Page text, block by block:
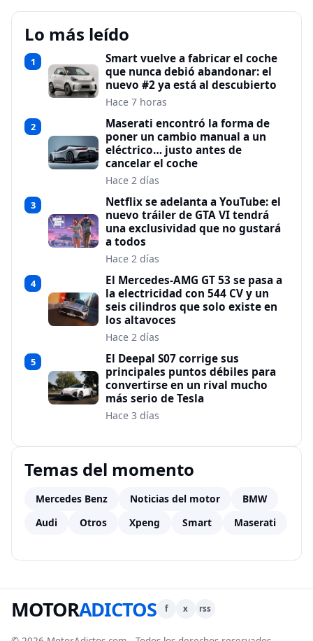
Lo más leído
1
Smart vuelve a fabricar el coche
que nunca debió abandonar: el
nuevo #2 ya está al descubierto
Hace 7 horas
2
Maserati encontró la forma de
poner un cambio manual a un
eléctrico… justo antes de
cancelar el coche
Hace 2 días
3
Netflix se adelanta a YouTube: el
nuevo tráiler de GTA VI tendrá
una exclusividad que no gustará
a todos
Hace 2 días
4
El Mercedes-AMG GT 53 se pasa a
la electricidad con 544 CV y un
seis cilindros que solo existe en
los altavoces
Hace 2 días
5
El Deepal S07 corrige sus
principales puntos débiles para
convertirse en un rival mucho
más serio de Tesla
Hace 3 días
Temas del momento
Mercedes Benz Noticias del motor
BMW
Audi
Otros Xpeng Smart Maserati
MOTORADICTOS f x rss